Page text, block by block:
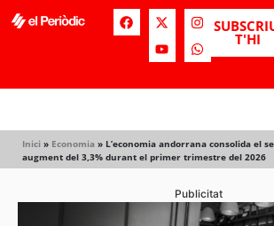
T'HI
Inici » Economia » L’economia andorrana consolida el
augment del 3,3% durant el primer trimestre del 2026
Publicitat